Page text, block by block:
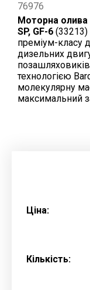
76976
Моторна олива
SP, GF-6 (33213)
преміум-класу
дизельних
технологією
молекулярну
максимальний
Ціна:
Кількість: